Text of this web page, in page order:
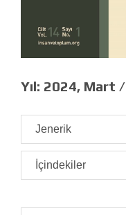
Yıl: 2024, Mart /
Jenerik
İçindekiler